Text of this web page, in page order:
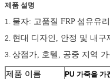
제품 설명
1. 물자: 고품질 FRP 섬유유리
2. 현대 디자인, 안정 및 내구
3. 상점가, 호텔, 공중 지역
제품 이름 PU 가죽을 가